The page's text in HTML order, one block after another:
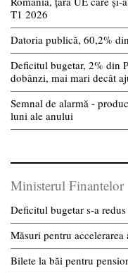
T1 2026
Datoria publică, 60,2%
Deficitul bugetar, 2% din
dobânzi, mai mari decât
Semnal de alarmă -
luni ale anului
Ministerul Finantelor
Deficitul bugetar s-a
Măsuri pentru
Bilete la băi pentru